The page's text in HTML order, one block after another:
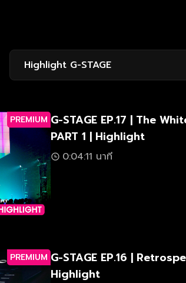
Highlight G-STAGE
PREMIUM G-STAGE EP.17 | The
PART 1 | Highlight
0:04:11 นาที
PREMIUM G-STAGE EP.16 |
Highlight